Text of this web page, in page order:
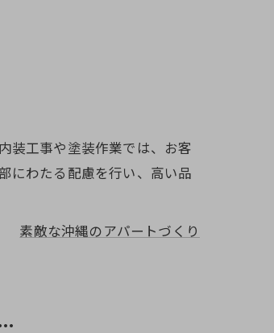
装工事や塗装作業では、お客
にわたる配慮を行い、高い品
素敵な沖縄のアパートづくり